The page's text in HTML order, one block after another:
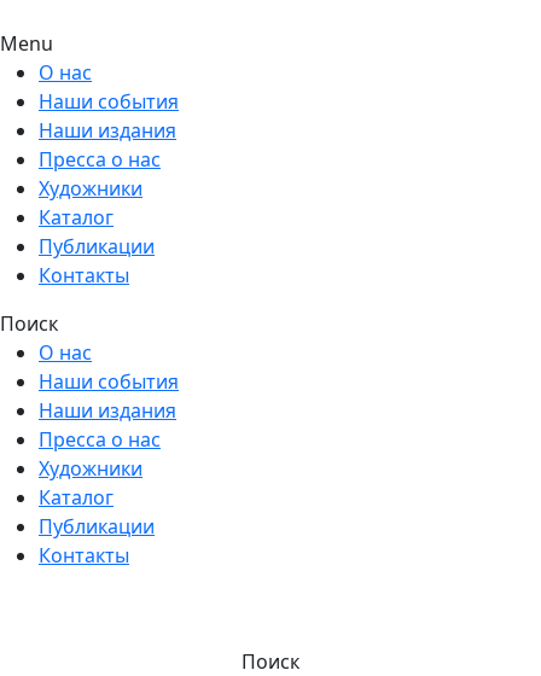
Menu
О нас
Наши события
Наши издания
Пресса о нас
Художники
Каталог
Публикации
Контакты
Поиск
О нас
Наши события
Наши издания
Пресса о нас
Художники
Каталог
Публикации
Контакты
Поиск